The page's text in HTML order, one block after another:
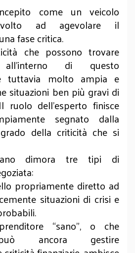
come un veicolo
volto ad agevolare il
fase critica.
che possono trovare
all'interno di questo
tuttavia molto ampia e
situazioni ben più gravi di
ruolo dell'esperto finisce
segnato dalla
della criticità che si
dimora tre tipi di
propriamente diretto ad
situazioni di crisi e
“sano”, o che
ancora gestire